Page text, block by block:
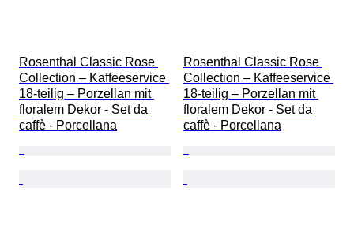
Rosenthal Classic Rose
Collection – Kaffeeservice
18-teilig – Porzellan mit
floralem Dekor - Set da
caffè - Porcellana
Rosenthal Classic Rose
Collection – Kaffeeservice
18-teilig – Porzellan mit
floralem Dekor - Set da
caffè - Porcellana